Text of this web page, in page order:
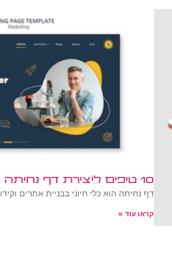
10 טיפים ליצירת דף נחיתה שממיר
דף נחיתה הוא כלי חיוני בבניית אתרים
קראו עוד »